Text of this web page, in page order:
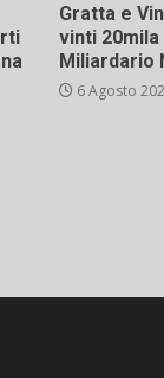
Gratta e
vinti 20mila
Miliardario
6 Agosto